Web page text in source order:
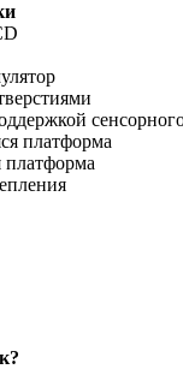
платформа
платформа